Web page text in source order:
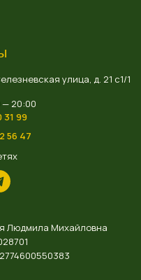
улица, д. 21 с1/1
— 20:00
31 99
56 47
Людмила Михайловна